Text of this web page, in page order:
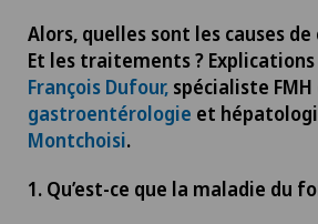
Alors, quelles sont les causes
Et les traitements ? Explications
François Dufour, spécialiste FMH
gastroentérologie et​​​​​
Montchoisi.
1. Qu’est-ce que la maladie du